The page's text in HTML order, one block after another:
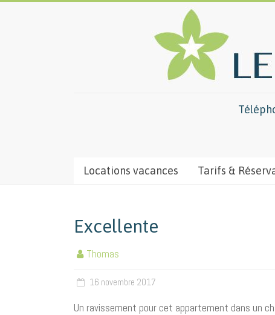
Locations vacances Tarifs &
Excellente
Thomas
16 novembre 2017
Un ravissement pour cet appartement dans un